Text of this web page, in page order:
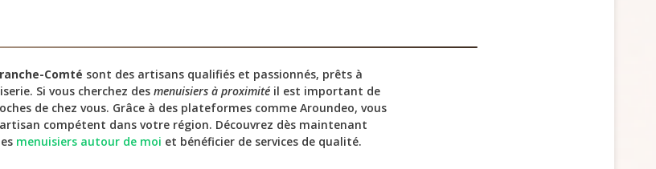
Comté sont des artisans qualifiés et passionnés, prêts à
Si vous cherchez des menuisiers à proximité il est important de
de chez vous. Grâce à des plateformes comme Aroundeo, vous
compétent dans votre région. Découvrez dès maintenant
menuisiers autour de moi et bénéficier de services de qualité.